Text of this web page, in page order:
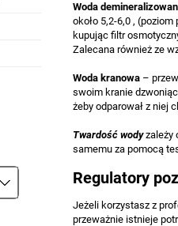
Woda
około 5,2-6,0 ,
kupując filtr
Zalecana również ze
Woda kranowa –
swoim kranie
żeby odparował z niej
Twardość wodyzależy
samemu za pomocą
Regulatory
Jeżeli korzystasz z
przeważnie istnieje